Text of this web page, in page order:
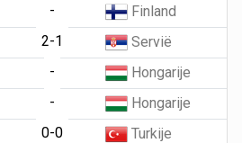
-
Finland
2-1
Servië
-
Hongarije
-
Hongarije
0-0
Turkije